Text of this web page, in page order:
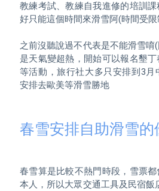
教練考試、教練自我進修的培訓
好只能這個時間來滑雪阿(時間受
之前沒聽說過不代表是不能滑雪
是天氣變超熱，開始可以報名墾
等活動，旅行社大多只安排到3月
安排去歐美等滑雪勝地
春雪安排自助滑雪的
春雪算是比較不熱門時段，雪票
本人，所以大眾交通工具及民宿飯